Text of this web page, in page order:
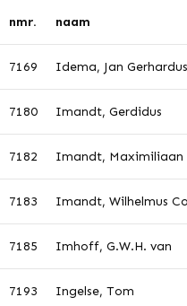
nmr. naam
7169 Idema, Jan Gerhardus
7180 Imandt, Gerdidus
7182 Imandt, Maximiliaan
7183 Imandt, Wilhelmus
7185 Imhoff, G.W.H. van
7193 Ingelse, Tom